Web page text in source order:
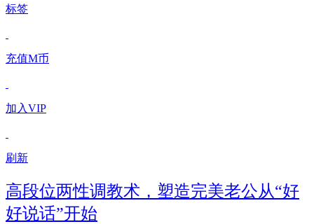
标签
充值M币
加入VIP
刷新
高段位两性调教术，塑造完美老公从“好
好说话”开始